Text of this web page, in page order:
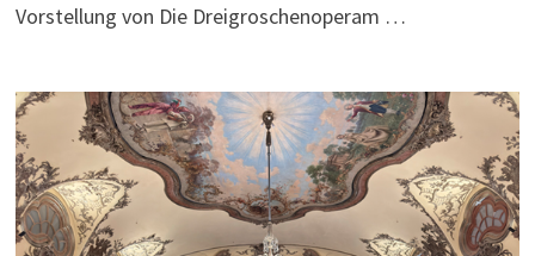
Vorstellung von Die Dreigroschenoperam …